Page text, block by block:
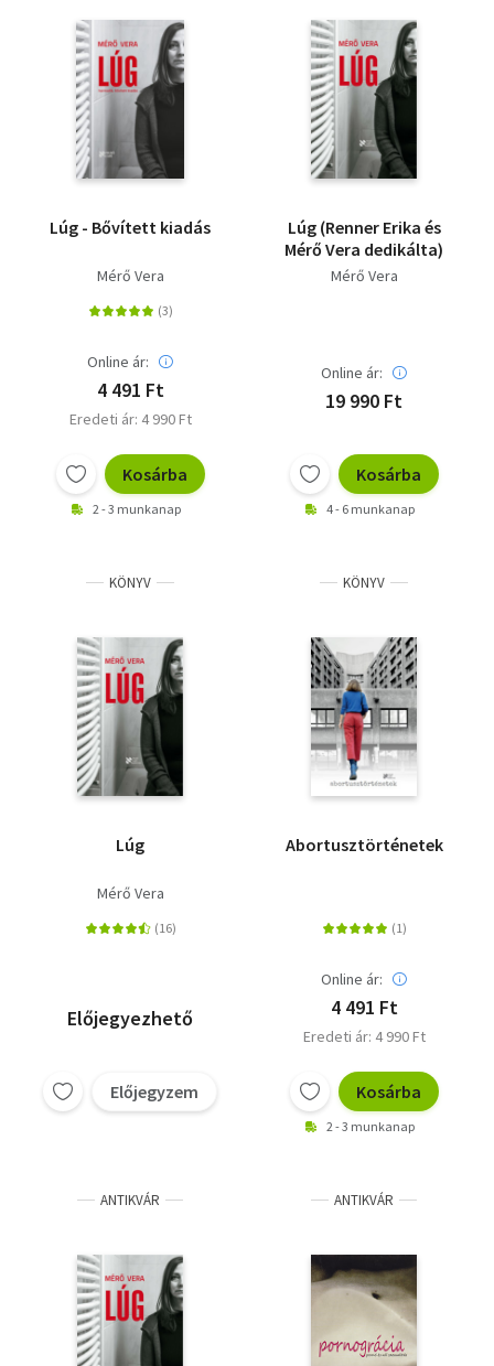
Társadalomtudomány
Természettudomány
Történelem
Lúg - Bővített kiadás
Mérő Vera
Online ár:
4 491 Ft
Eredeti ár: 4 990 Ft
Kosárba
2 - 3 munkanap
Lúg (Renner Erika és
Mérő Vera dedikálta)
Mérő Vera
Online ár:
19 990 Ft
Kosárba
4 - 6 munkanap
KÖNYV
Lúg
Mérő Vera
Előjegyezhető
Előjegyzem
KÖNYV
Abortusztörténetek
Online ár:
4 491 Ft
Eredeti ár: 4 990 Ft
Kosárba
2 - 3 munkanap
ANTIKVÁR ANTIKVÁR